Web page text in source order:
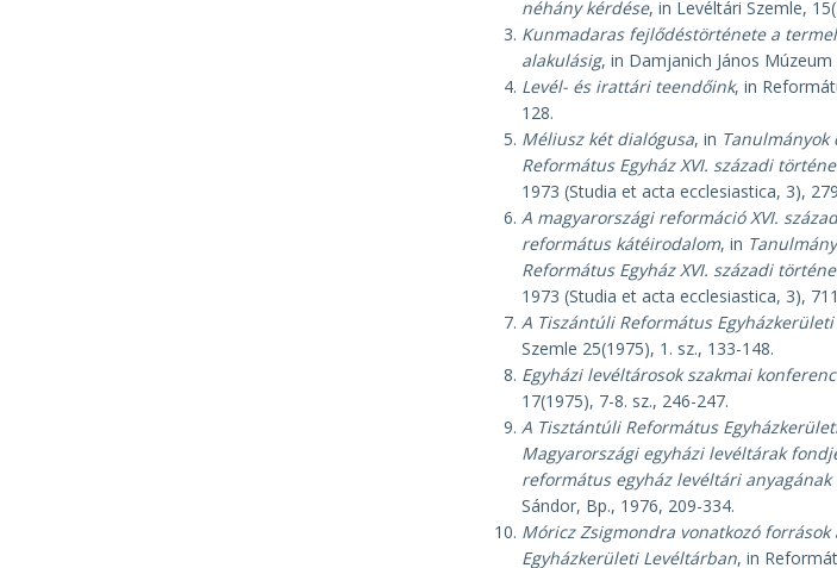
néhány kérdése, in Levéltári Szemle,
Kunmadaras fejlődéstörténete a
alakulásig, in Damjanich János
Levél- és irattári teendőink, in
128.
Méliusz két dialógusa, in Tanulmányok
Református Egyház XVI. századi
1973 (Studia et acta ecclesiastica, 3),
A magyarországi reformáció XVI.
református kátéirodalom, in
Református Egyház XVI. századi
1973 (Studia et acta ecclesiastica, 3),
A Tiszántúli Református
Szemle 25(1975), 1. sz., 133-148.
Egyházi levéltárosok szakmai
17(1975), 7-8. sz., 246-247.
A Tisztántúli Református
Magyarországi egyházi levéltárak
református egyház levéltári anyagának
Sándor, Bp., 1976, 209-334.
Móricz Zsigmondra vonatkozó
Egyházkerületi Levéltárban, in